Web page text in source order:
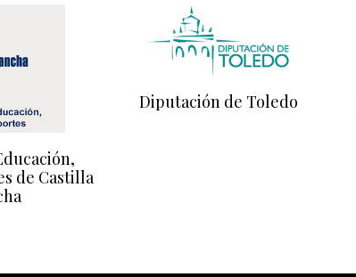
de Castilla
Diputación de Toledo